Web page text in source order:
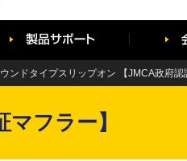
ンドタイプスリップオン 【JMCA政府認
フラー】